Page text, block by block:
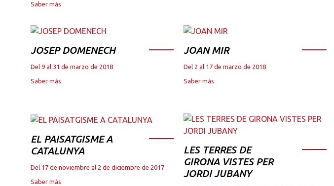
Saber más
JOSEP DOMENECH
Del 9 al 31 de marzo de 2018
Saber más
JOAN MIR
Del 2 al 17 de marzo de 2018
Saber más
EL PAISATGISME A
CATALUNYA
Del 17 de noviembre al 2 de diciembre de 2017
Saber más
LES TERRES DE
GIRONA VISTES PER
JORDI JUBANY